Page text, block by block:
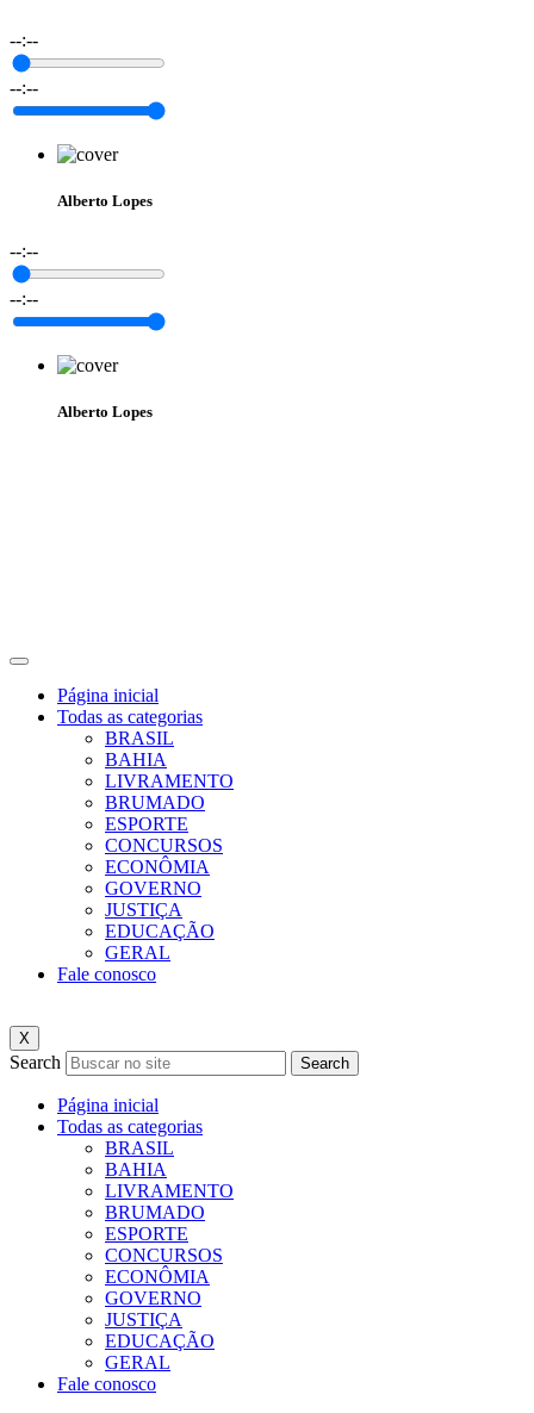
--:--
--:--
Alberto Lopes
--:--
--:--
Alberto Lopes
Página inicial
Todas as categorias
BRASIL
BAHIA
LIVRAMENTO
BRUMADO
ESPORTE
CONCURSOS
ECONÔMIA
GOVERNO
JUSTIÇA
EDUCAÇÃO
GERAL
Fale conosco
X
Search Search
Página inicial
Todas as categorias
BRASIL
BAHIA
LIVRAMENTO
BRUMADO
ESPORTE
CONCURSOS
ECONÔMIA
GOVERNO
JUSTIÇA
EDUCAÇÃO
GERAL
Fale conosco